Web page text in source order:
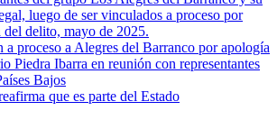
a proceso a Alegres del Barranco por apología
que es parte del Estado